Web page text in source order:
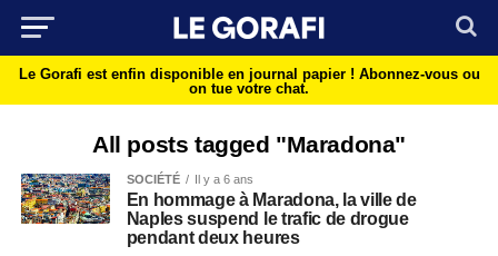
Le Gorafi est enfin disponible en journal papier ! Abonnez-vous ou
on tue votre chat.
All posts tagged "Maradona"
SOCIÉTÉ Il y a 6 ans
En hommage à Maradona, la ville de
Naples suspend le trafic de drogue
pendant deux heures